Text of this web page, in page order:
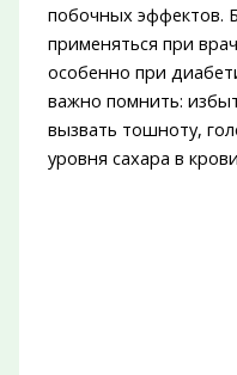
побочных эффектов.
применяться при
особенно при
важно помнить:
вызвать тошноту,
уровня сахара в